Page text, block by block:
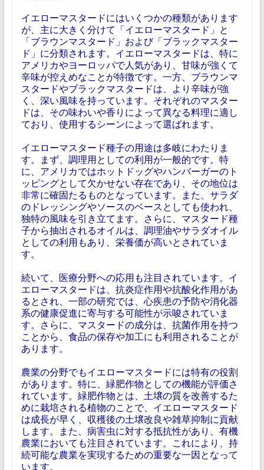
イエローマスタードにはいくつかの種類があります
が、主に大きく分けて「イエローマスタード」と
「ブラウンマスタード」および「ブラックマスター
ド」に分類されます。イエローマスタードは、特に
アメリカやヨーロッパで人気があり、甘味が強くて
辛味が控えめなことが特徴です。一方、ブラウンマ
スタードやブラックマスタードは、より辛味が強
く、深い風味を持っています。それぞれのマスター
ドは、その味わいや香りによって異なる料理に適し
ており、使用するシーンによって選ばれます。
イエローマスタード種子の用途は多岐にわたりま
す。まず、調理用としての利用が一般的です。特
に、アメリカではホットドッグやハンバーガーのト
ッピングとして欠かせない存在であり、その地位は
非常に確固たるものとなっています。また、サラダ
のドレッシングやソースのベースとしても使われ、
独特の風味を引き立てます。さらに、マスタード種
子から抽出されるオイルは、調理油やサラダオイル
としての利用もあり、栄養価が高いとされていま
す。
続いて、医療分野への応用も注目されています。イ
エローマスタードは、抗炎症作用や抗酸化作用があ
るとされ、一部の研究では、心疾患の予防や消化器
系の健康促進に寄与する可能性が示唆されていま
す。さらに、マスタードの成分は、抗菌作用を持つ
ことから、食品の保存や加工にも利用されることが
あります。
農業の分野でもイエローマスタードには特有の役割
があります。特に、緑肥作物としての機能が評価さ
れています。緑肥作物とは、土壌の質を改善するた
めに栽培される植物のことで、イエローマスタード
は成長が早く、収穫後の土壌改良や雑草抑制に貢献
します。また、病害虫に対する抵抗性があり、有機
農業においても注目されています。これにより、持
続可能な農業を実現するための重要な一因となって
います。